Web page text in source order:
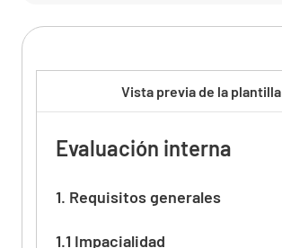
Vista previa de la plantilla
Evaluación interna
1. Requisitos generales
1.1 Impacialidad